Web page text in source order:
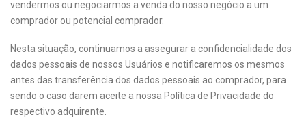
vendermos ou negociarmos a venda do nosso negócio a um
comprador ou potencial comprador.
Nesta situação, continuamos a assegurar a confidencialidade dos
dados pessoais de nossos Usuários e notificaremos os mesmos
antes das transferência dos dados pessoais ao comprador, para
sendo o caso darem aceite a nossa Política de Privacidade do
respectivo adquirente.